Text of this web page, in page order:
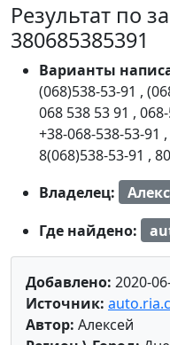
Результат по
380685385391
Варианты
(068)538-53-91 ,
068 538 53 91 ,
+38-068-538-53-91 ,
8(068)538-53-91 ,
Владелец:
Где найдено:
Добавлено: 2020-
Источник:
Автор: Алексей